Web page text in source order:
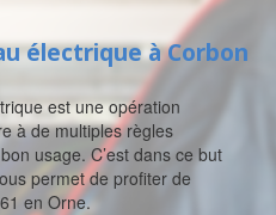
électrique à Corbon
est une opération
à de multiples règles
usage. C’est dans ce but
permet de profiter de
en Orne.